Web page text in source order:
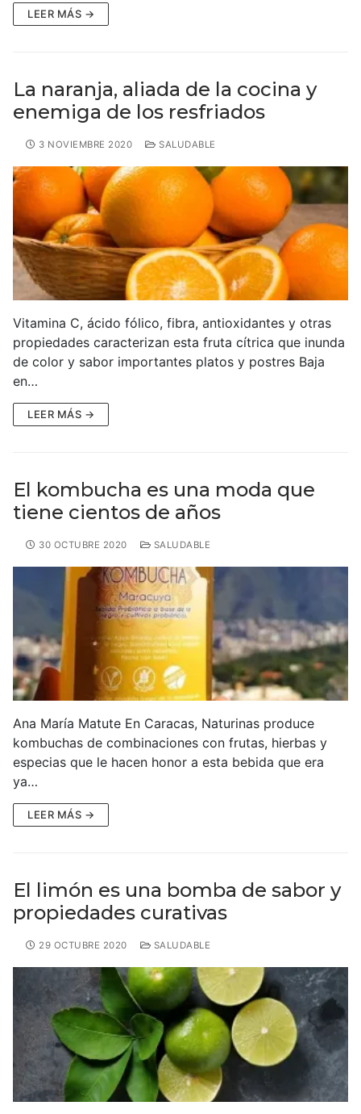
LEER MÁS →
La naranja, aliada de la cocina y
enemiga de los resfriados
3 NOVIEMBRE 2020 SALUDABLE
Vitamina C, ácido fólico, fibra, antioxidantes y otras
propiedades caracterizan esta fruta cítrica que inunda
de color y sabor importantes platos y postres Baja
en…
LEER MÁS →
El kombucha es una moda que
tiene cientos de años
30 OCTUBRE 2020 SALUDABLE
Ana María Matute En Caracas, Naturinas produce
kombuchas de combinaciones con frutas, hierbas y
especias que le hacen honor a esta bebida que era
ya…
LEER MÁS →
El limón es una bomba de sabor y
propiedades curativas
29 OCTUBRE 2020 SALUDABLE